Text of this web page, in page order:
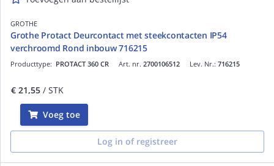
GROTHE
Grothe Protact Deurcontact met steekcontacten IP54
verchroomd Rond inbouw 716215
Art. nr. 2700106512
Producttype: PROTACT 360 CR Lev. Nr.: 716215
€ 21,55 / STK
Voeg toe
Log in of registreer